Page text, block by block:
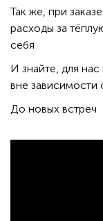
Так же, при
расходы за
себя
И знайте, для нас
вне зависимости
До новых встреч